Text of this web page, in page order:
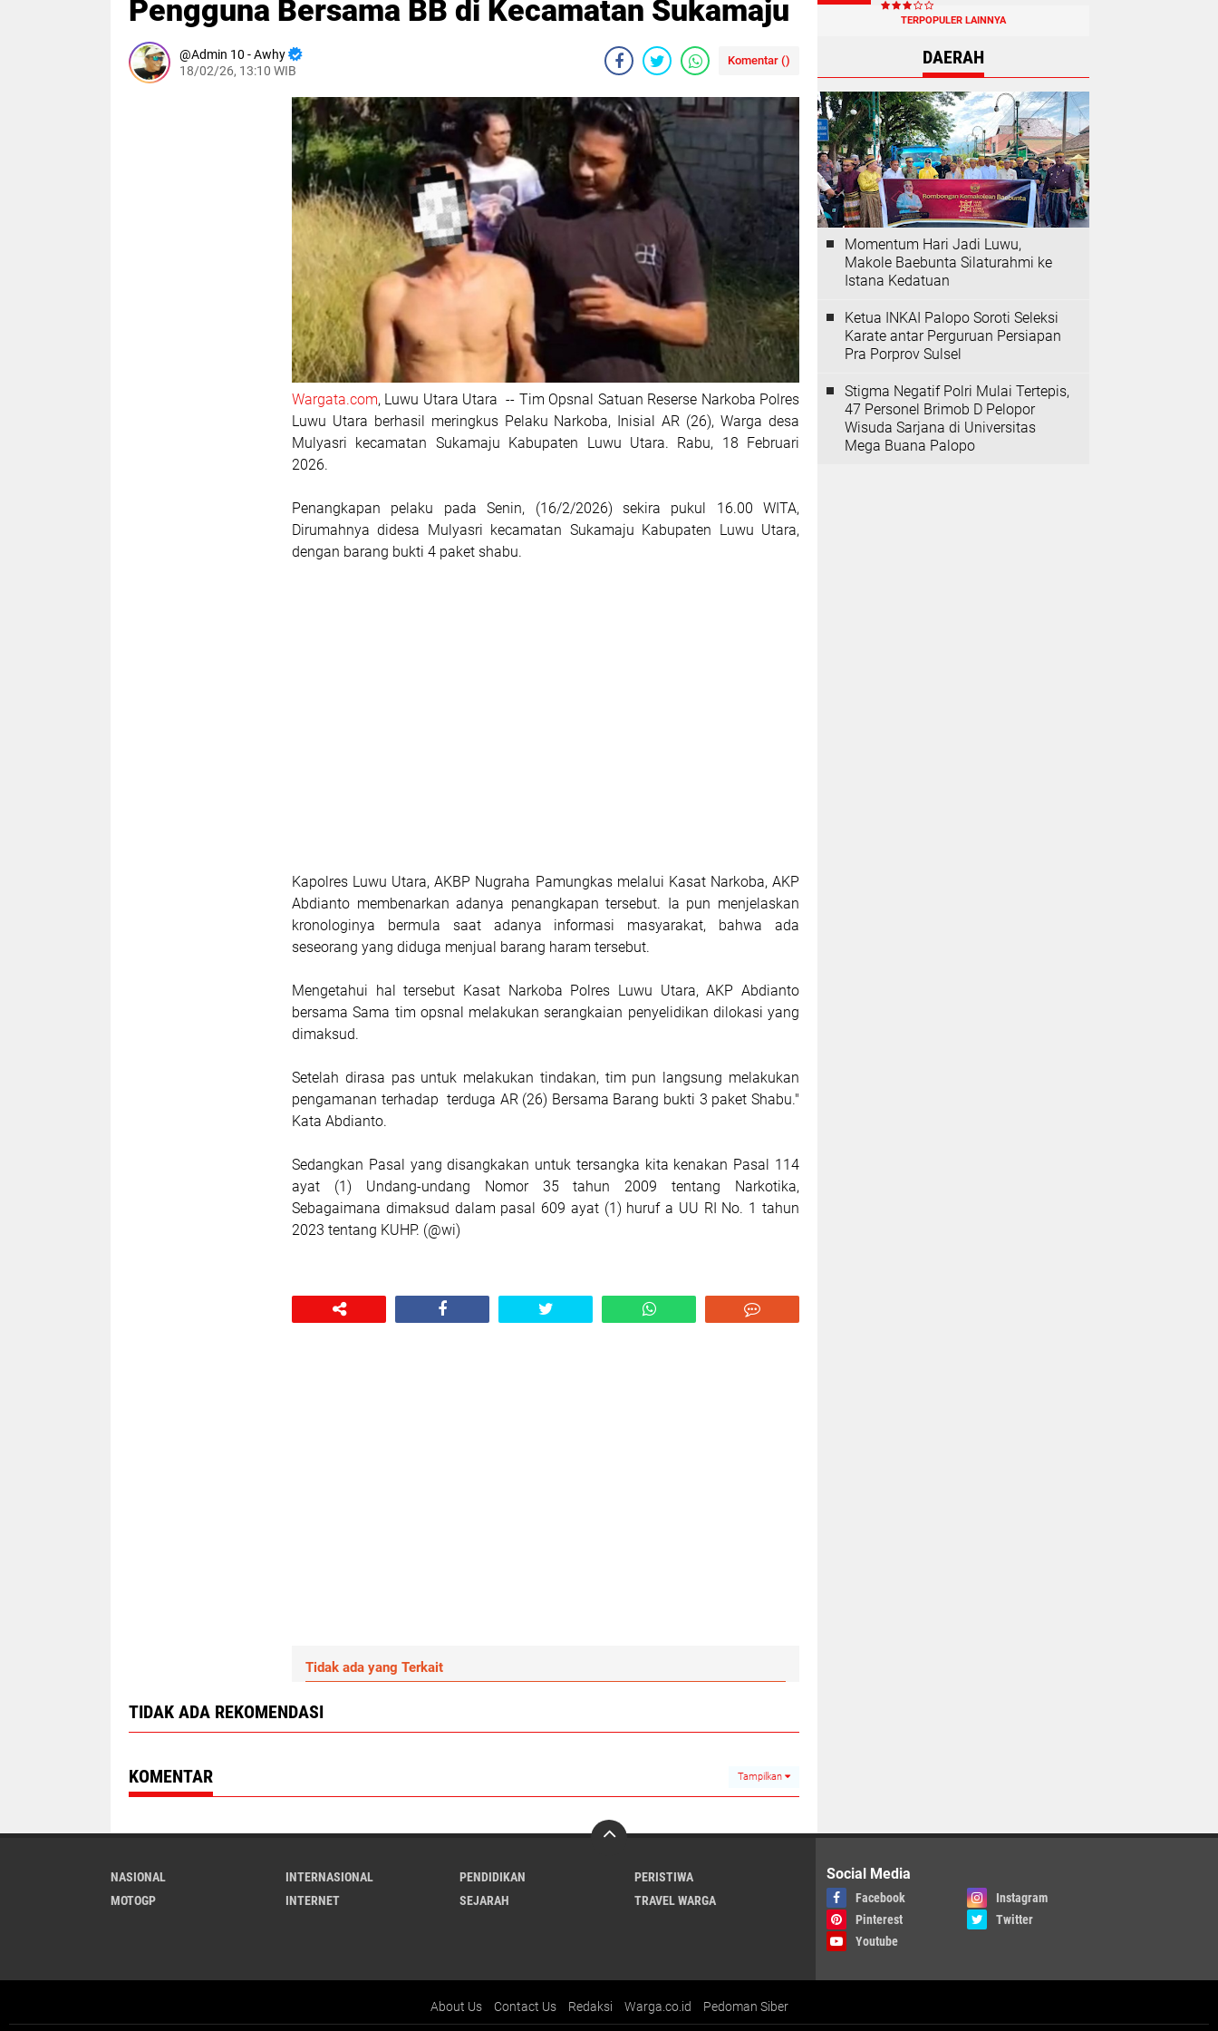
Pengguna Bersama BB di Kecamatan Sukamaju
Admin 10 - Awhy
18/02/26, 13:10 WIB
Komentar ()
Wargata.com, Luwu Utara Utara -- Tim Opsnal Satuan Reserse Narkoba Polres
Luwu Utara berhasil meringkus Pelaku Narkoba, Inisial AR (26), Warga desa
Mulyasri kecamatan Sukamaju Kabupaten Luwu Utara. Rabu, 18 Februari
2026.
Penangkapan pelaku pada Senin, (16/2/2026) sekira pukul 16.00 WITA,
Dirumahnya didesa Mulyasri kecamatan Sukamaju Kabupaten Luwu Utara,
dengan barang bukti 4 paket shabu.
Kapolres Luwu Utara, AKBP Nugraha Pamungkas melalui Kasat Narkoba, AKP
Abdianto membenarkan adanya penangkapan tersebut. Ia pun menjelaskan
kronologinya bermula saat adanya informasi masyarakat, bahwa ada
seseorang yang diduga menjual barang haram tersebut.
Mengetahui hal tersebut Kasat Narkoba Polres Luwu Utara, AKP Abdianto
bersama Sama tim opsnal melakukan serangkaian penyelidikan dilokasi yang
dimaksud.
Setelah dirasa pas untuk melakukan tindakan, tim pun langsung melakukan
pengamanan terhadap terduga AR (26) Bersama Barang bukti 3 paket Shabu."
Kata Abdianto.
Sedangkan Pasal yang disangkakan untuk tersangka kita kenakan Pasal 114
ayat (1) Undang-undang Nomor 35 tahun 2009 tentang Narkotika,
Sebagaimana dimaksud dalam pasal 609 ayat (1) huruf a UU RI No. 1 tahun
2023 tentang KUHP. (@wi)
Tidak ada yang Terkait
TIDAK ADA REKOMENDASI
KOMENTAR Tampilkan
TERPOPULER LAINNYA
DAERAH
Momentum Hari Jadi Luwu,
Makole Baebunta Silaturahmi ke
Istana Kedatuan
Ketua INKAI Palopo Soroti Seleksi
Karate antar Perguruan Persiapan
Pra Porprov Sulsel
Stigma Negatif Polri Mulai Tertepis,
47 Personel Brimob D Pelopor
Wisuda Sarjana di Universitas
Mega Buana Palopo
NASIONAL INTERNASIONAL PENDIDIKAN
PERISTIWA
MOTOGP
INTERNET SEJARAH TRAVEL WARGA
Social Media
Facebook
Instagram
Pinterest
Twitter
Youtube
About Us Contact Us Redaksi Warga.co.id Pedoman Siber